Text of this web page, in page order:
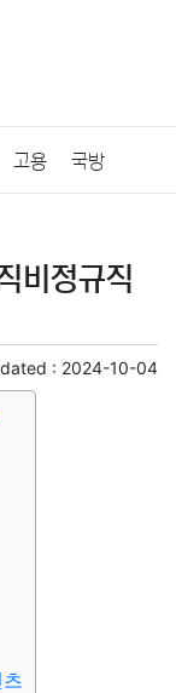
고용 국방
폐 블록체인
권 인테리어
츠
비정규직
: 2024-10-04